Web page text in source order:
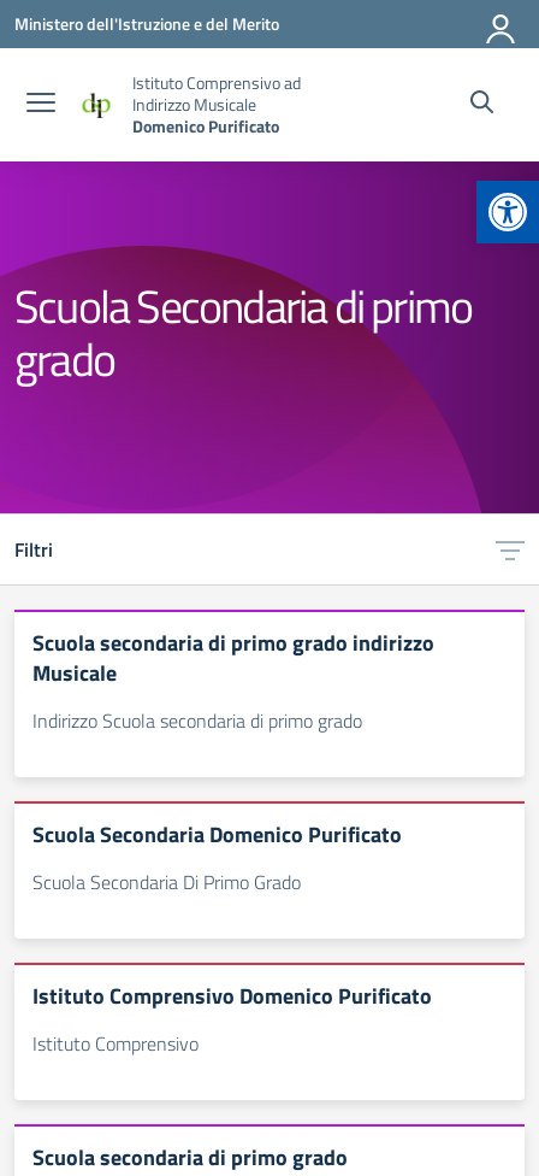
Vai ai contenuti
Vai al menu di navigazione
Vai al footer
Ministero dell'Istruzione e del Merito
Istituto Comprensivo ad
Indirizzo Musicale
Domenico Purificato
Scuola Secondaria di primo
grado
Filtri
Scuola secondaria di primo grado indirizzo
Musicale
Indirizzo Scuola secondaria di primo grado
Scuola Secondaria Domenico Purificato
Scuola Secondaria Di Primo Grado
Istituto Comprensivo Domenico Purificato
Istituto Comprensivo
Scuola secondaria di primo grado